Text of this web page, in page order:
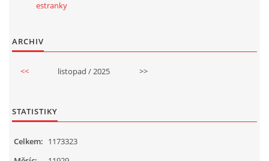
estranky
ARCHIV
<< listopad / 2025 >>
STATISTIKY
Celkem: 1173323